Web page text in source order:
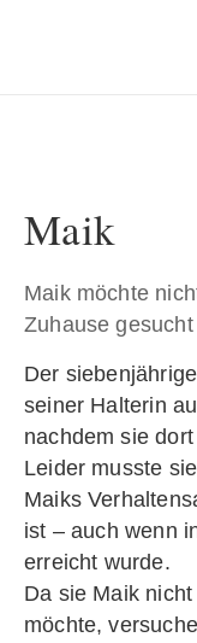
Maik
Maik möchte
Zuhause
Der
seiner Halterin
nachdem sie
Leider musste
Maiks
ist – auch wenn
erreicht wurde.
Da sie Maik
möchte,